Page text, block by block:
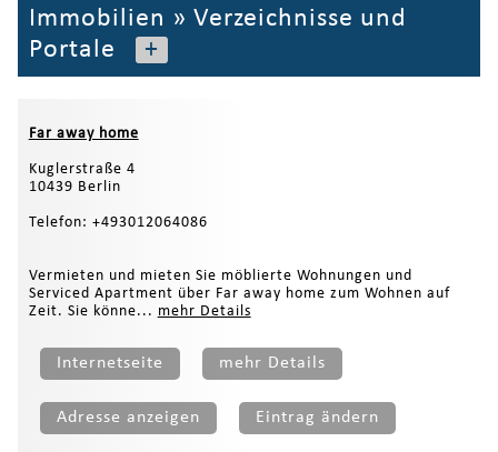
Immobilien » Verzeichnisse und
Portale
+
Far away home
Kuglerstraße 4
10439 Berlin
Telefon: +493012064086
Vermieten und mieten Sie möblierte Wohnungen und
Serviced Apartment über Far away home zum Wohnen auf
Zeit. Sie könne... mehr Details
Internetseite mehr Details
Adresse anzeigen Eintrag ändern